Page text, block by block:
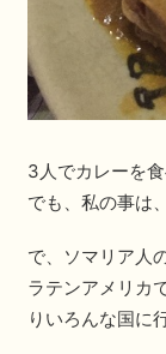
3人でカレーを
でも、私の事は
で、ソマリア人
ラテンアメリカ
りいろんな国に